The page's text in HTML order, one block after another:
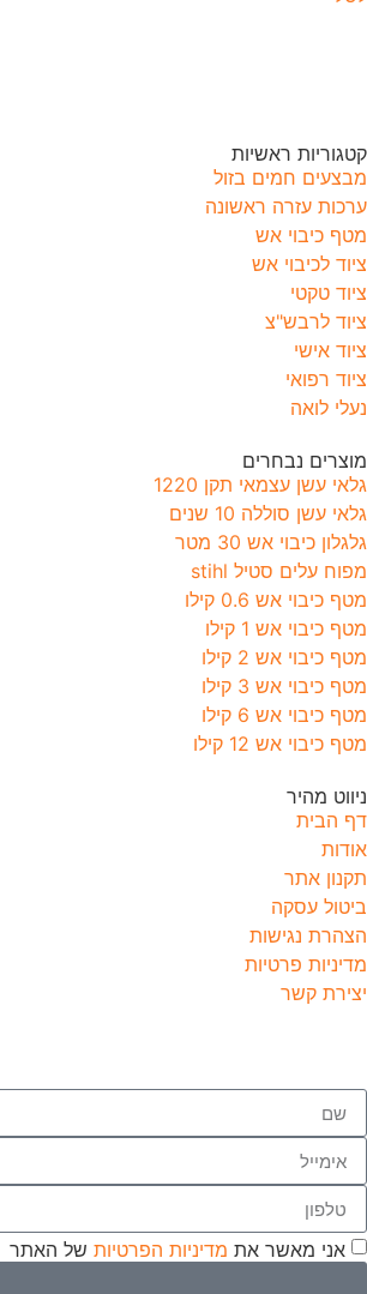
קטגוריות ראשיות
מבצעים חמים בזול
ערכות עזרה ראשונה
מטף כיבוי אש
ציוד לכיבוי אש
ציוד טקטי
ציוד לרבש"צ
ציוד אישי
ציוד רפואי
נעלי לואה
מוצרים נבחרים
גלאי עשן עצמאי תקן 1220
גלאי עשן סוללה 10 שנים
גלגלון כיבוי אש 30 מטר
מפוח עלים סטיל stihl
מטף כיבוי אש 0.6 קילו
מטף כיבוי אש 1 קילו
מטף כיבוי אש 2 קילו
מטף כיבוי אש 3 קילו
מטף כיבוי אש 6 קילו
מטף כיבוי אש 12 קילו
ניווט מהיר
דף הבית
אודות
תקנון אתר
ביטול עסקה
הצהרת נגישות
מדיניות פרטיות
יצירת קשר
אני מאשר את מדיניות הפרטיות של האתר